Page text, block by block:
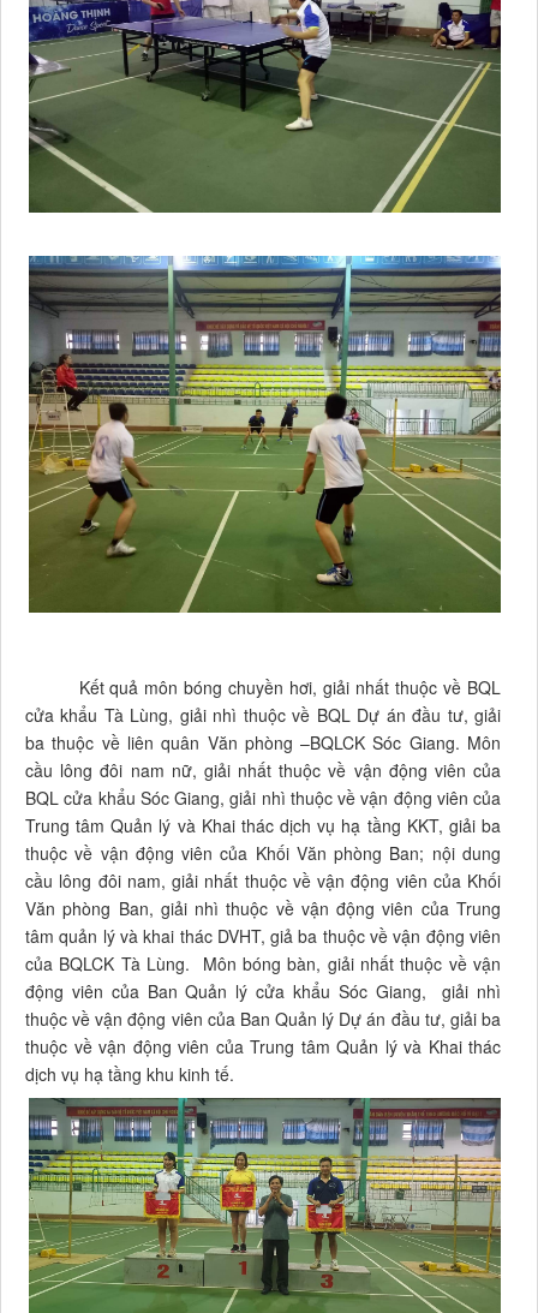
Kết quả môn bóng chuyền hơi, giải nhất thuộc về BQL
cửa khẩu Tà Lùng, giải nhì thuộc về BQL Dự án đầu tư, giải
ba thuộc về liên quân Văn phòng –BQLCK Sóc Giang. Môn
cầu lông đôi nam nữ, giải nhất thuộc về vận động viên của
BQL cửa khẩu Sóc Giang, giải nhì thuộc về vận động viên của
Trung tâm Quản lý và Khai thác dịch vụ hạ tầng KKT, giải ba
thuộc về vận động viên của Khối Văn phòng Ban; nội dung
cầu lông đôi nam, giải nhất thuộc về vận động viên của Khối
Văn phòng Ban, giải nhì thuộc về vận động viên của Trung
tâm quản lý và khai thác DVHT, giả ba thuộc về vận động viên
của BQLCK Tà Lùng. Môn bóng bàn, giải nhất thuộc về vận
động viên của Ban Quản lý cửa khẩu Sóc Giang, giải nhì
thuộc về vận động viên của Ban Quản lý Dự án đầu tư, giải ba
thuộc về vận động viên của Trung tâm Quản lý và Khai thác
dịch vụ hạ tầng khu kinh tế.